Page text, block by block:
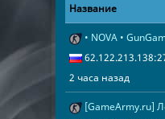
Название
• NOVA •
2 часа назад
[GameArmy.ru]